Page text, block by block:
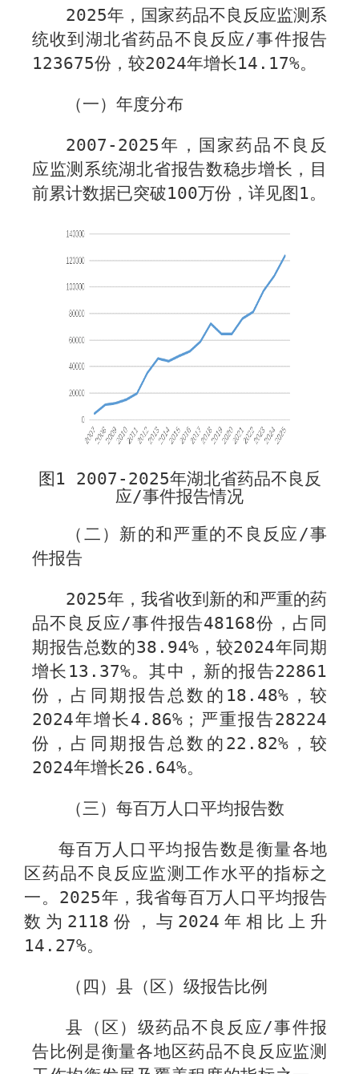
2025年，国家药品不良反应监测系
统收到湖北省药品不良反应/事件报告
123675份，较2024年增长14.17%。
（一）年度分布
2007 -2025年，国家药品不良反
应监测系统湖北省报告数稳步增长，目
前累计数据已突破100万份，详见图 1。
图 1 2007 -2025年湖北省药品不良反
应/事件报告情况
（二）新的和严重的不良反应 /事
件报告
2025年，我省收到新的和严重的药
品不良反应/事件报告48168份，占同
期报告总数的38.94%，较2024年同期
增长 13.37%。其中，新的报告22861
份，占同期报告总数的 18.48%，较
2024年增长 4.86% ；严重报告28224
份， 占同期报告总数的 22.82%，较
2024年增长26.64%。
（三）每百万人口平均报告数
每百万人口平均报告数是衡量各地
区药品不良反应监测工作水平的指标之
一。 2025年，我省每百万人口平均报告
数为 2118 份，与 2024 年相比上升
14.27%。
（四）县（区）级报告比例
县（区）级药品不良反应/事件报
告比例是衡量各地区药品不良反应监测